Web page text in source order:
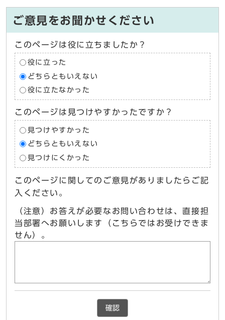
ご意見をお聞かせください
このページは役に立ちましたか？
役に立った
どちらともいえない
役に立たなかった
このページは見つけやすかったですか？
見つけやすかった
どちらともいえない
見つけにくかった
このページに関してのご意見がありましたらご記
入ください。
（注意）お答えが必要なお問い合わせは、直接担
当部署へお願いします（こちらではお受けできま
せん）。
確認